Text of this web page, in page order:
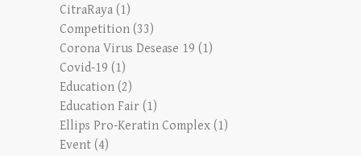
CitraRaya (1)
Competition (33)
Corona Virus Desease 19 (1)
Covid-19 (1)
Education (2)
Education Fair (1)
Ellips Pro-Keratin Complex (1)
Event (4)